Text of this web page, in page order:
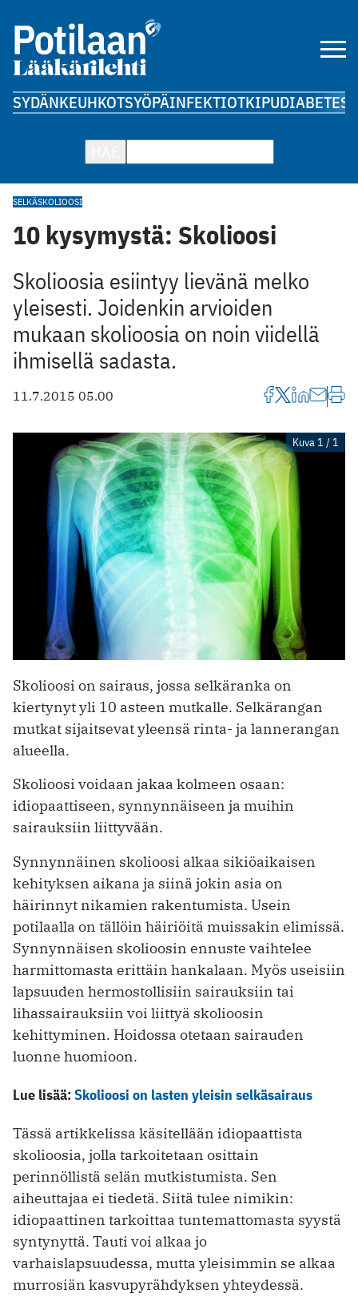
SYDÄNKEUHKOTSYÖPÄINFEKTIOTKIPUDIABETES
SELKÄSKOLIOOSI
10 kysymystä: Skolioosi
Skolioosia esiintyy lievänä melko
yleisesti. Joidenkin arvioiden
mukaan skolioosia on noin viidellä
ihmisellä sadasta.
11.7.2015 05.00
Kuva 1 / 1
Skolioosi on sairaus, jossa selkäranka on
kiertynyt yli 10 asteen mutkalle. Selkärangan
mutkat sijaitsevat yleensä rinta- ja lannerangan
alueella.
Skolioosi voidaan jakaa kolmeen osaan:
idiopaattiseen, synnynnäiseen ja muihin
sairauksiin liittyvään.
Synnynnäinen skolioosi alkaa sikiöaikaisen
kehityksen aikana ja siinä jokin asia on
häirinnyt nikamien rakentumista. Usein
potilaalla on tällöin häiriöitä muissakin elimissä.
Synnynnäisen skolioosin ennuste vaihtelee
harmittomasta erittäin hankalaan. Myös useisiin
lapsuuden hermostollisiin sairauksiin tai
lihassairauksiin voi liittyä skolioosin
kehittyminen. Hoidossa otetaan sairauden
luonne huomioon.
Lue lisää:Skolioosi on lasten yleisin selkäsairaus
Tässä artikkelissa käsitellään idiopaattista
skolioosia, jolla tarkoitetaan osittain
perinnöllistä selän mutkistumista. Sen
aiheuttajaa ei tiedetä. Siitä tulee nimikin:
idiopaattinen tarkoittaa tuntemattomasta syystä
syntynyttä. Tauti voi alkaa jo
varhaislapsuudessa, mutta yleisimmin se alkaa
murrosiän kasvupyrähdyksen yhteydessä.